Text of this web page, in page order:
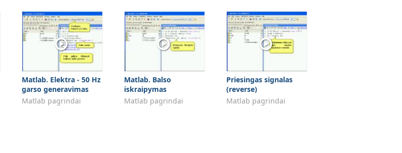
Matlab. Elektra - 50 Hz
garso generavimas
Matlab pagrindai
Matlab. Balso
iskraipymas
Matlab pagrindai
Priesingas signalas
(reverse)
Matlab pagrindai